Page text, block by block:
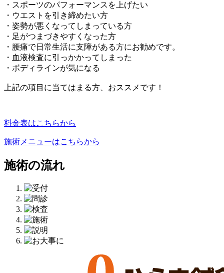
・スポーツのパフォーマンスを上げたい
・ウエストを引き締めたい方
・姿勢が悪くなってしまっている方
・足がつまづきやすくなった方
・腰痛で日常生活に支障がある方にお勧めです。
・血液検査に引っかかってしまった
・ボディラインが気になる
上記の項目に当てはまる方、おススメです！
料金表はこちらから
施術メニューはこちらから
施術の流れ